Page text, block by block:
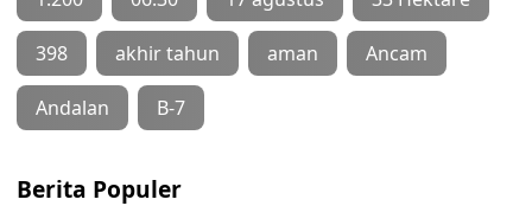
398 akhir tahun aman Ancam
Andalan B-7
Berita Populer